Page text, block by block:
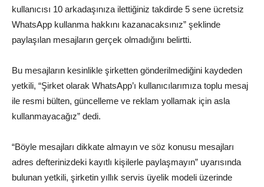
kullanıcısı 10 arkadaşınıza ilettiğiniz takdirde 5 sene ücretsiz
WhatsApp kullanma hakkını kazanacaksınız” şeklinde
paylaşılan mesajların gerçek olmadığını belirtti.
Bu mesajların kesinlikle şirketten gönderilmediğini kaydeden
yetkili, “Şirket olarak WhatsApp’ı kullanıcılarımıza toplu mesaj
ile resmi bülten, güncelleme ve reklam yollamak için asla
kullanmayacağız” dedi.
“Böyle mesajları dikkate almayın ve söz konusu mesajları
adres defterinizdeki kayıtlı kişilerle paylaşmayın” uyarısında
bulunan yetkili, şirketin yıllık servis üyelik modeli üzerinde